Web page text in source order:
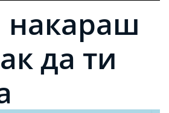
накараш
да ти